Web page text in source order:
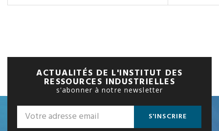
ACTUALITÉS DE L'INSTITUT DES
RESSOURCES INDUSTRIELLES
s'abonner à notre newsletter
S'INSCRIRE